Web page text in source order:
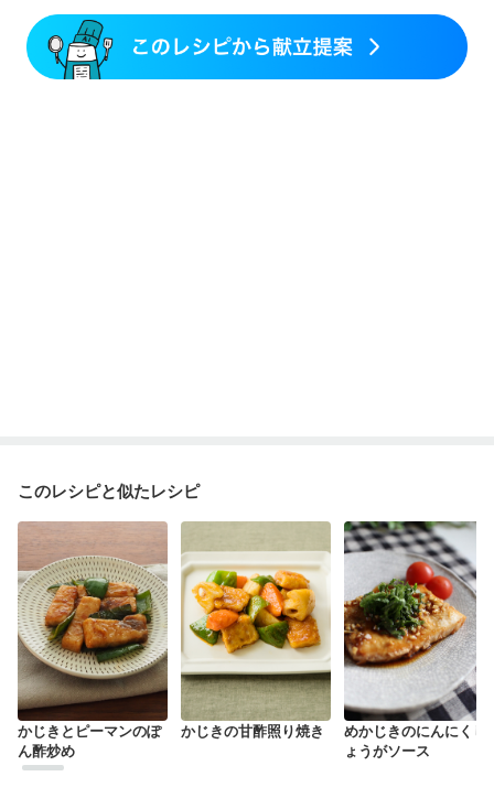
低栄養予防
このレシピと似たレシピ
かじきとピーマンのぽ
ん酢炒め
かじきの甘酢照り焼き
めかじきのにんにくし
ょうがソース